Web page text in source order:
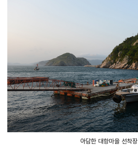
아담한 대항마을 선착장